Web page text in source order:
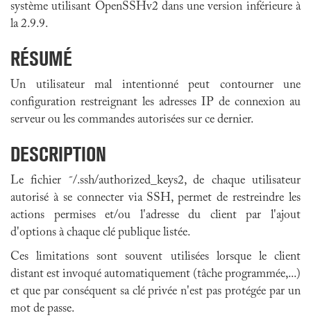
système utilisant OpenSSHv2 dans une version inférieure à
la 2.9.9.
RÉSUMÉ
Un utilisateur mal intentionné peut contourner une
configuration restreignant les adresses IP de connexion au
serveur ou les commandes autorisées sur ce dernier.
DESCRIPTION
Le fichier ˜/.ssh/authorized_keys2, de chaque utilisateur
autorisé à se connecter via SSH, permet de restreindre les
actions permises et/ou l'adresse du client par l'ajout
d'options à chaque clé publique listée.
Ces limitations sont souvent utilisées lorsque le client
distant est invoqué automatiquement (tâche programmée,...)
et que par conséquent sa clé privée n'est pas protégée par un
mot de passe.